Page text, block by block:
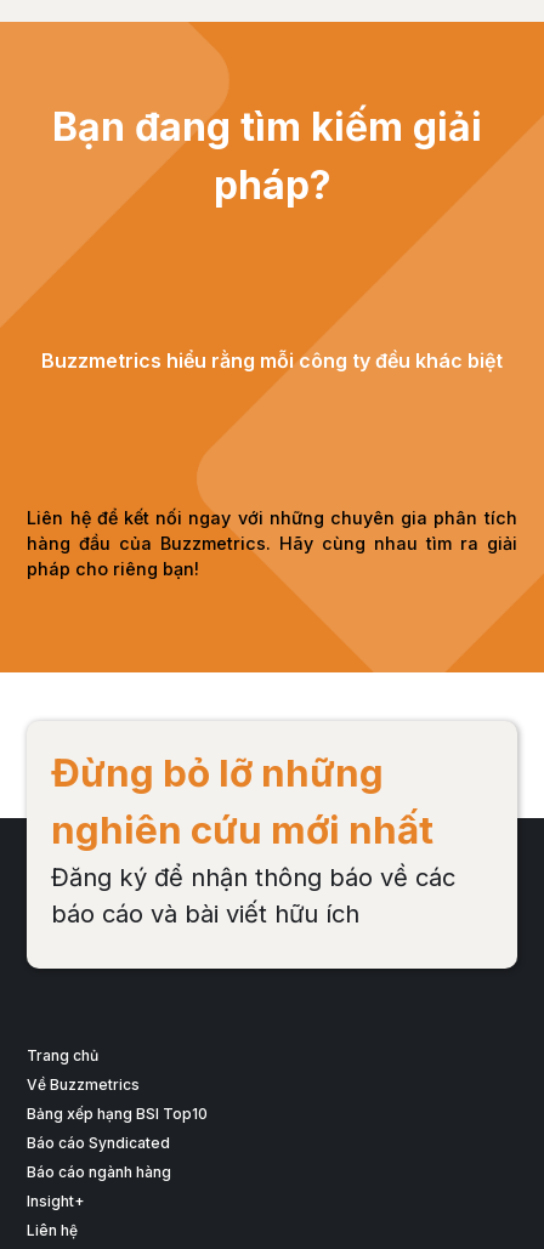
Bạn đang tìm kiếm giải
pháp?
Buzzmetrics hiểu rằng mỗi công ty đều khác biệt
Liên hệ để kết nối ngay với những chuyên gia phân tích
hàng đầu của Buzzmetrics. Hãy cùng nhau tìm ra giải
pháp cho riêng bạn!
Đừng bỏ lỡ những
nghiên cứu mới nhất
Đăng ký để nhận thông báo về các
báo cáo và bài viết hữu ích
Trang chủ
Về Buzzmetrics
Bảng xếp hạng BSI Top10
Báo cáo Syndicated
Báo cáo ngành hàng
Insight+
Liên hệ